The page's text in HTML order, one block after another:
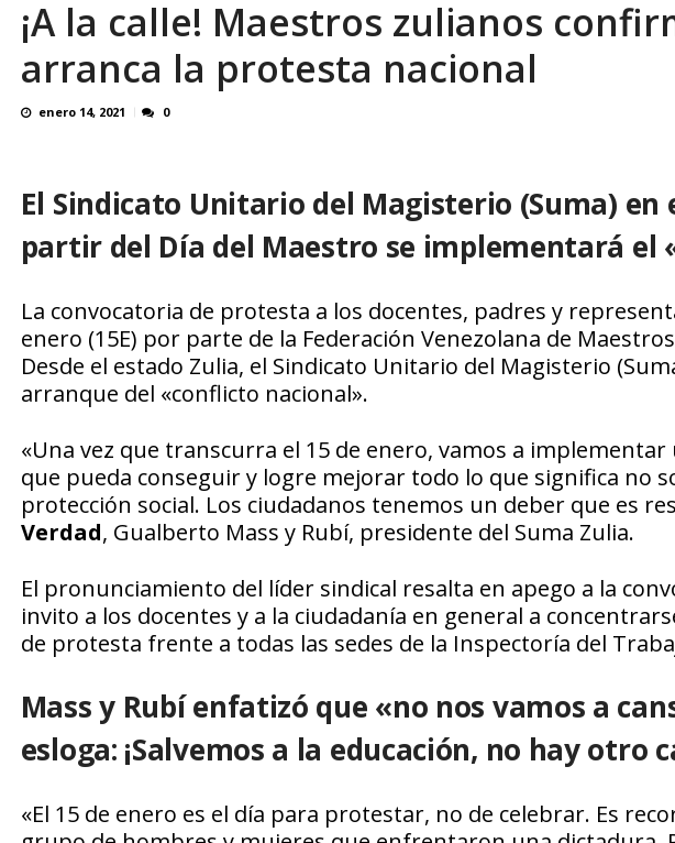
Familiares realizaron nueva vigilia en El Rodeo I por la libertad
¡A la calle! Maestros zulianos
arranca la protesta nacional
enero 14, 2021 0
El Sindicato Unitario del Magisterio (Suma) en
partir del Día del Maestro se implementará el
La convocatoria de protesta a los docentes, padres y
enero (15E) por parte de la Federación Venezolana de
Desde el estado Zulia, el Sindicato Unitario del Magisterio
arranque del «conflicto nacional».
«Una vez que transcurra el 15 de enero, vamos a
que pueda conseguir y logre mejorar todo lo que significa no
protección social. Los ciudadanos tenemos un deber que es
Verdad, Gualberto Mass y Rubí, presidente del Suma Zulia.
El pronunciamiento del líder sindical resalta en apego a la
invito a los docentes y a la ciudadanía en general a
de protesta frente a todas las sedes de la Inspectoría del
Mass y Rubí enfatizó que «no nos vamos a
esloga: ¡Salvemos a la educación, no hay
«El 15 de enero es el día para protestar, no de celebrar. Es